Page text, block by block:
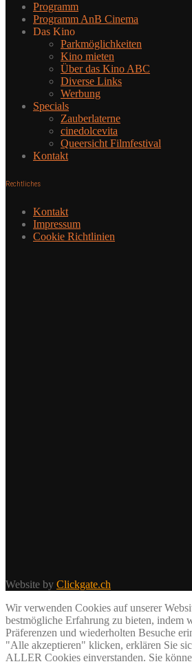
Programm
Programm AnB Cinema
Das Kino
Parkmöglichkeiten
Kino mieten
Über das Kino ABC
Diverse Links
Werbung
Specials
Zauberlaterne
cinedolcevita
Queersicht Filmfestival
Kontakt
Rechtliches
Kontakt
Impressum
Cookie Richtlinien
Website by Clickgate.ch
Wir verwenden Cookies auf unserer
bestmögliche Erfahrung zu bieten, indem
Präferenzen und wiederholten Besuche
"Alle akzeptieren" klicken, erklären Sie
ALLER Cookies einverstanden. Sie